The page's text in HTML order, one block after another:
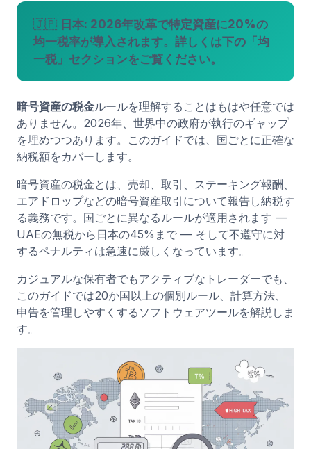
🇯🇵 日本: 2026年改革で特定資産に20%の
均一税率が導入されます。詳しくは下の「均
一税」セクションをご覧ください。
暗号資産の税金ルールを理解することはもはや任意では
ありません。2026年、世界中の政府が執行のギャップ
を埋めつつあります。このガイドでは、国ごとに正確な
納税額をカバーします。
暗号資産の税金とは、売却、取引、ステーキング報酬、
エアドロップなどの暗号資産取引について報告し納税す
る義務です。国ごとに異なるルールが適用されます —
UAEの無税から日本の45%まで — そして不遵守に対
するペナルティは急速に厳しくなっています。
カジュアルな保有者でもアクティブなトレーダーでも、
このガイドでは20か国以上の個別ルール、計算方法、
申告を管理しやすくするソフトウェアツールを解説しま
す。